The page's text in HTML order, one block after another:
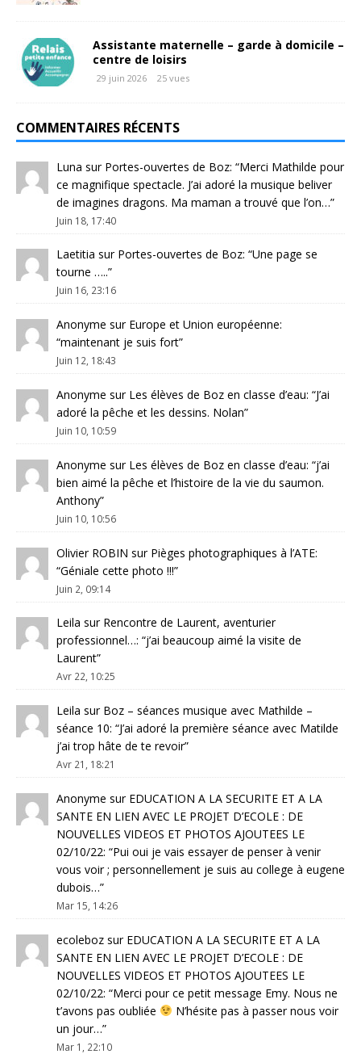
Assistante maternelle – garde à domicile –
centre de loisirs
29 juin 2026 25 vues
COMMENTAIRES RÉCENTS
Luna sur Portes-ouvertes de Boz: “Merci Mathilde pour
ce magnifique spectacle. J’ai adoré la musique beliver
de imagines dragons. Ma maman a trouvé que l’on…”
Juin 18, 17:40
Laetitia sur Portes-ouvertes de Boz: “Une page se
tourne …..”
Juin 16, 23:16
Anonyme sur Europe et Union européenne:
“maintenant je suis fort”
Juin 12, 18:43
Anonyme sur Les élèves de Boz en classe d’eau: “J’ai
adoré la pêche et les dessins. Nolan”
Juin 10, 10:59
Anonyme sur Les élèves de Boz en classe d’eau: “j’ai
bien aimé la pêche et l’histoire de la vie du saumon.
Anthony”
Juin 10, 10:56
Olivier ROBIN sur Pièges photographiques à l’ATE:
“Géniale cette photo !!!”
Juin 2, 09:14
Leila sur Rencontre de Laurent, aventurier
professionnel…: “j’ai beaucoup aimé la visite de
Laurent”
Avr 22, 10:25
Leila sur Boz – séances musique avec Mathilde –
séance 10: “J’ai adoré la première séance avec Matilde
j’ai trop hâte de te revoir”
Avr 21, 18:21
Anonyme sur EDUCATION A LA SECURITE ET A LA
SANTE EN LIEN AVEC LE PROJET D’ECOLE : DE
NOUVELLES VIDEOS ET PHOTOS AJOUTEES LE
02/10/22: “Pui oui je vais essayer de penser à venir
vous voir ; personnellement je suis au college à eugene
dubois…”
Mar 15, 14:26
ecoleboz sur EDUCATION A LA SECURITE ET A LA
SANTE EN LIEN AVEC LE PROJET D’ECOLE : DE
NOUVELLES VIDEOS ET PHOTOS AJOUTEES LE
02/10/22: “Merci pour ce petit message Emy. Nous ne
t’avons pas oubliée
N’hésite pas à passer nous voir
un jour…”
Mar 1, 22:10